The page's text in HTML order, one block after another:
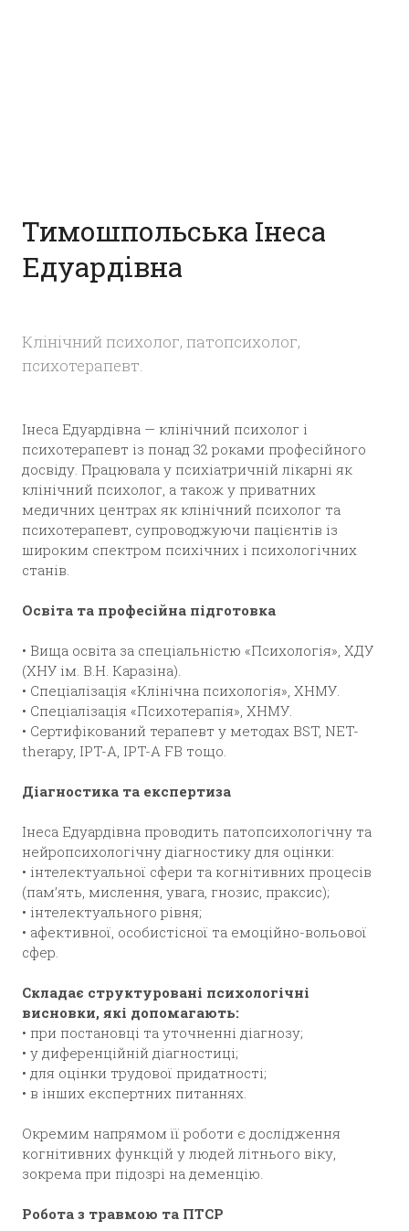
Тимошпольська Інеса
Едуардівна
Клінічний психолог, патопсихолог,
психотерапевт.
Інеса Едуардівна — клінічний психолог і
психотерапевт із понад 32 роками професійного
досвіду. Працювала у психіатричній лікарні як
клінічний психолог, а також у приватних
медичних центрах як клінічний психолог та
психотерапевт, супроводжуючи пацієнтів із
широким спектром психічних і психологічних
станів.
Освіта та професійна підготовка
• Вища освіта за спеціальністю «Психологія», ХДУ
(ХНУ ім. В.Н. Каразіна).
• Спеціалізація «Клінічна психологія», ХНМУ.
• Спеціалізація «Психотерапія», ХНМУ.
• Сертифікований терапевт у методах BST, NET-
therapy, IPT-A, IPT-A FB тощо.
Діагностика та експертиза
Інеса Едуардівна проводить патопсихологічну та
нейропсихологічну діагностику для оцінки:
• інтелектуальної сфери та когнітивних процесів
(пам’ять, мислення, увага, гнозис, праксис);
• інтелектуального рівня;
• афективної, особистісної та емоційно-вольової
сфер.
Складає структуровані психологічні
висновки, які допомагають:
• при постановці та уточненні діагнозу;
• у диференційній діагностиці;
• для оцінки трудової придатності;
• в інших експертних питаннях.
Окремим напрямом її роботи є дослідження
когнітивних функцій у людей літнього віку,
зокрема при підозрі на деменцію.
Робота з травмою та ПТСР